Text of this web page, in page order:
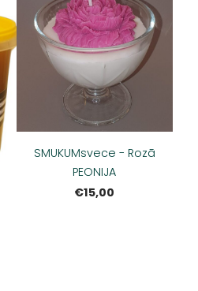
SMUKUMsvece - Rozā
PEONIJA
€15,00